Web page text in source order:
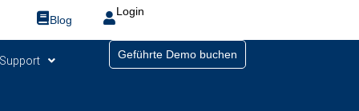
Blog
Login
Support Geführte Demo buchen